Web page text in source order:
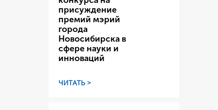
присуждение
премий мэрий
города
Новосибирска в
сфере науки и
инноваций
ЧИТАТЬ >